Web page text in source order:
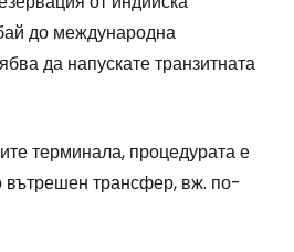
до международна
да напускате транзитната
терминала, процедурата е
вътрешен трансфер, вж. по-